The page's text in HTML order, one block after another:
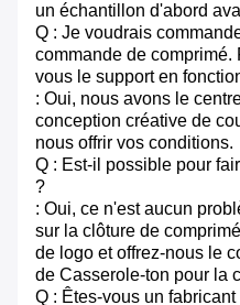
un échantillon d'abord
Q : Je voudrais
commande de
vous le support en
: Oui, nous avons le
conception créative de
nous offrir vos conditions.
Q : Est-il possible pour
?
: Oui, ce n'est aucun
sur la clôture de
de logo et offrez-nous le
de Casserole-ton pour la
Q : Êtes-vous un fabricant